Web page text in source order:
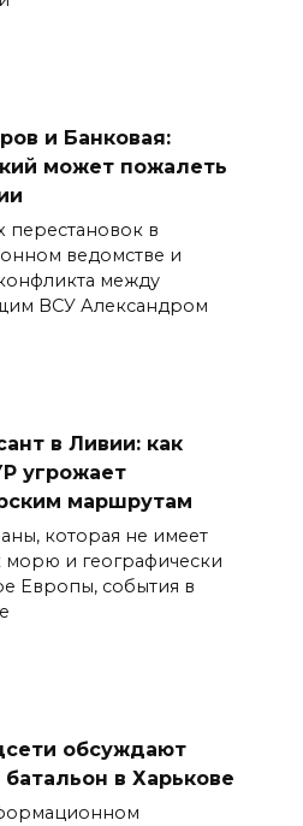
и Банковая:
может пожалеть
перестановок в
ведомстве и
между
ВСУ Александром
в Ливии: как
угрожает
маршрутам
которая не имеет
морю и географически
Европы, события в
обсуждают
в Харькове